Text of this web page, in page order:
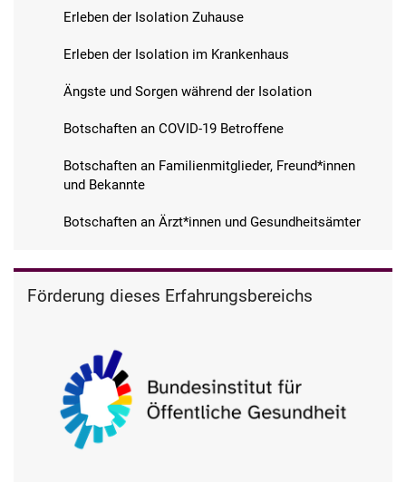
Erleben der Isolation Zuhause
Erleben der Isolation im Krankenhaus
Ängste und Sorgen während der Isolation
Botschaften an COVID-19 Betroffene
Botschaften an Familienmitglieder, Freund*innen
und Bekannte
Botschaften an Ärzt*innen und Gesundheitsämter
Förderung dieses Erfahrungsbereichs